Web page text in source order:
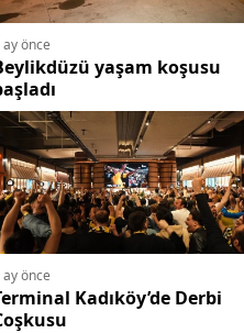
ay önce
yaşam koşusu
ay önce
Kadıköy’de Derbi